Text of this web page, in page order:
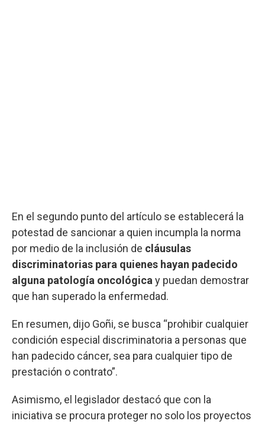
En el segundo punto del artículo se establecerá la
potestad de sancionar a quien incumpla la norma
por medio de la inclusión de cláusulas
discriminatorias para quienes hayan padecido
alguna patología oncológica y puedan demostrar
que han superado la enfermedad.
En resumen, dijo Goñi, se busca “prohibir cualquier
condición especial discriminatoria a personas que
han padecido cáncer, sea para cualquier tipo de
prestación o contrato”.
Asimismo, el legislador destacó que con la
iniciativa se procura proteger no solo los proyectos